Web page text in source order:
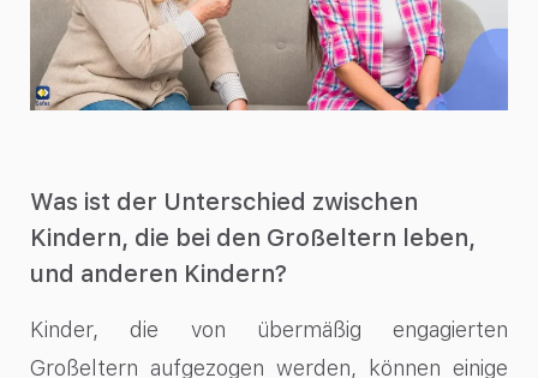
Was ist der Unterschied zwischen
Kindern, die bei den Großeltern leben,
und anderen Kindern?
Kinder, die von übermäßig engagierten
Großeltern aufgezogen werden, können einige